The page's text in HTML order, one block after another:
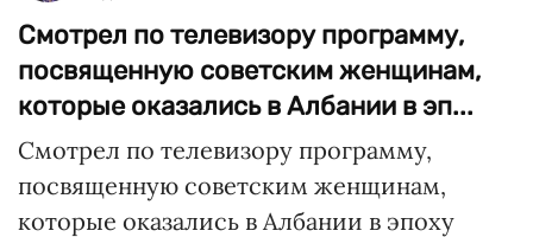
Смотрел по телевизору программу,
посвященную советским женщинам,
которые оказались в Албании в эп...
Смотрел по телевизору программу,
посвященную советским женщинам,
которые оказались в Албании в эпоху